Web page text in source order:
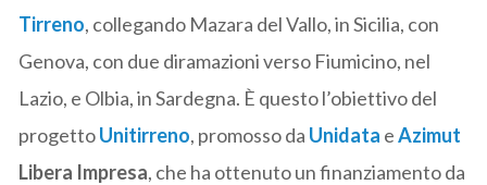
Tirreno, collegando Mazara del Vallo, in Sicilia, con
Genova, con due diramazioni verso Fiumicino, nel
Lazio, e Olbia, in Sardegna. È questo l’obiettivo del
progettoUnitirreno, promosso da Unidata eAzimut
Libera Impresa, che ha ottenuto un finanziamento da